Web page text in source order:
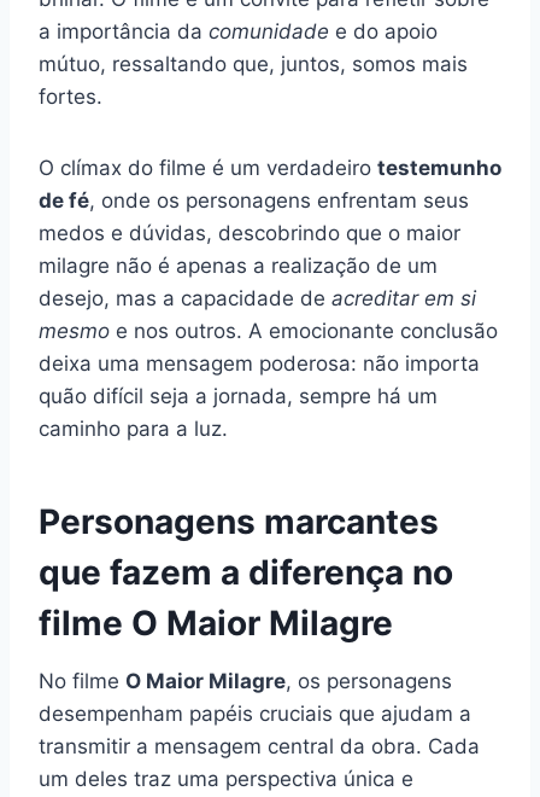
a importância da comunidade e do apoio
mútuo, ressaltando que, juntos, somos mais
fortes.
O clímax do filme é um verdadeiro testemunho
de fé, onde os personagens enfrentam seus
medos e dúvidas, descobrindo que o maior
milagre não é apenas a realização de um
desejo, mas a capacidade de acreditar em si
mesmo e nos outros. A emocionante conclusão
deixa uma mensagem poderosa: não importa
quão difícil seja a jornada, sempre há um
caminho para a luz.
Personagens marcantes
que fazem a diferença no
filme O Maior Milagre
No filme O Maior Milagre, os personagens
desempenham papéis cruciais que ajudam a
transmitir a mensagem central da obra. Cada
um deles traz uma perspectiva única e